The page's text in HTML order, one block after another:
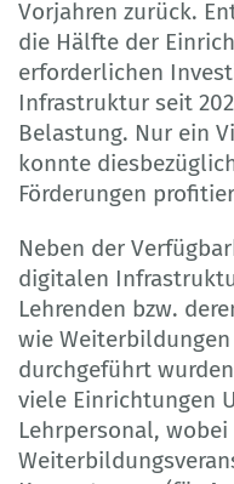
Vorjahren zurück.
die Hälfte der
erforderlichen
Infrastruktur seit
Belastung. Nur ein
konnte
Förderungen
Neben der
digitalen
Lehrenden bzw.
wie
durchgeführt
viele Einrichtungen
Lehrpersonal, wobei